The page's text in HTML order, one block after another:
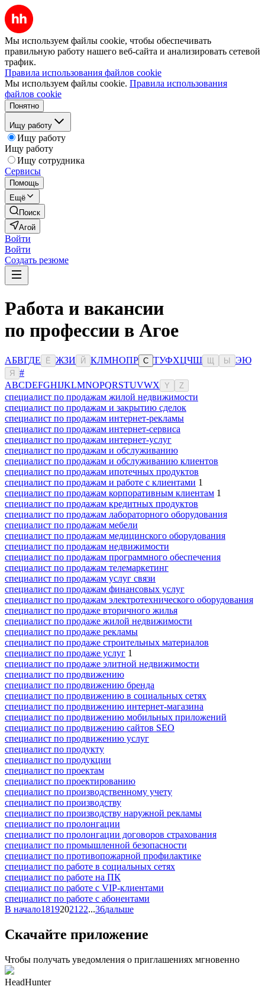
Мы используем файлы cookie, чтобы обеспечивать
правильную работу нашего веб-сайта и анализировать сетевой
трафик.
Правила использования файлов cookie
Мы используем файлы cookie. Правила использования
файлов cookie
Понятно
Ищу работу
Ищу работу
Ищу работу
Ищу сотрудника
Сервисы
Помощь
Ещё
Поиск
Агой
Войти
Войти
Создать резюме
Работа и вакансии
по профессии в Агое
АБВГДЕ Ё ЖЗИ Й КЛМНОПР С ТУФХЦЧШ Ы ЭЮ
Я
#
ABCDEFGHIJKLMNOPQRSTUVWX Y Z
специалист по продажам жилой недвижимости
специалист по продажам и закрытию сделок
специалист по продажам интернет-рекламы
специалист по продажам интернет-сервиса
специалист по продажам интернет-услуг
специалист по продажам и обслуживанию
специалист по продажам и обслуживанию клиентов
специалист по продажам ипотечных продуктов
специалист по продажам и работе с клиентами 1
специалист по продажам корпоративным клиентам 1
специалист по продажам кредитных продуктов
специалист по продажам лабораторного оборудования
специалист по продажам мебели
специалист по продажам медицинского оборудования
специалист по продажам недвижимости
специалист по продажам программного обеспечения
специалист по продажам телемаркетинг
специалист по продажам услуг связи
специалист по продажам финансовых услуг
специалист по продажам электротехнического оборудования
специалист по продаже вторичного жилья
специалист по продаже жилой недвижимости
специалист по продаже рекламы
специалист по продаже строительных материалов
специалист по продаже услуг 1
специалист по продаже элитной недвижимости
специалист по продвижению
специалист по продвижению бренда
специалист по продвижению в социальных сетях
специалист по продвижению интернет-магазина
специалист по продвижению мобильных приложений
специалист по продвижению сайтов SEO
специалист по продвижению услуг
специалист по продукту
специалист по продукции
специалист по проектам
специалист по проектированию
специалист по производственному учету
специалист по производству
специалист по производству наружной рекламы
специалист по пролонгации
специалист по пролонгации договоров страхования
специалист по промышленной безопасности
специалист по противопожарной профилактике
специалист по работе в социальных сетях
специалист по работе на ПК
специалист по работе с VIP-клиентами
специалист по работе с абонентами
В начало18192021 22...36дальше
Скачайте приложение
Чтобы получать уведомления о приглашениях мгновенно
HeadHunter